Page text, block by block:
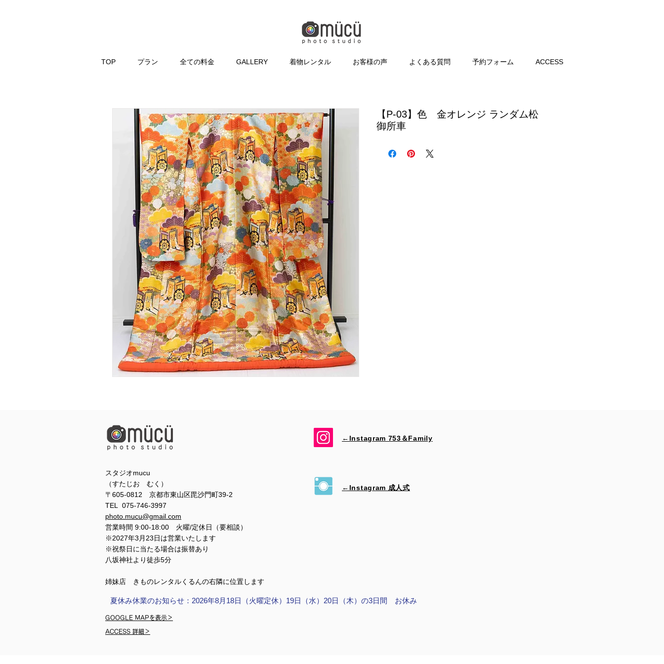
TOP プラン 全ての料金 GALLERY 着物レンタル お客様の声 よくある質問 予約フォーム ACCESS
【P-03】色 金オレンジ ランダム松
御所車
←Instagram 753＆​Family
スタジオmucu
（すたじお むく）
〒605-0812 京都市東山区毘沙門町39-2
TEL 075-746-3997
photo.mucu@gmail.com
営業時間 9:00-18:00 火曜/定休日（要相談）
※2027年3月23日は営業いたします
※祝祭日に当たる場合は振替あり
​​八坂神社より徒歩5分
姉妹店 きものレンタルくるんの右隣に位置します
←Instagram 成人式
夏休み休業のお知らせ：2026年8月18日（火曜定休）19日（水）20日（木）の3日間 お休み
GOOGLE MAPを表示＞
ACCESS 詳細＞